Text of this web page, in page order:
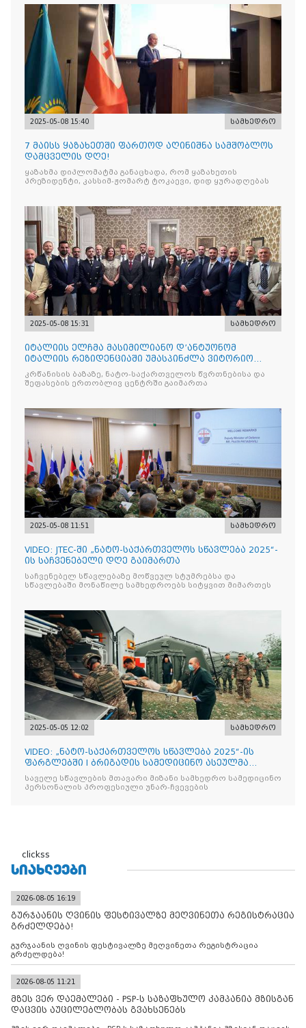
2025-05-08 15:40 სამხედრო
7 მაისს ყაზახეთში ფართოდ აღინიშნა სამშობლოს
დამცველის დღე!
ყაზახმა დიპლომატმა განაცხადა, რომ ყაზახეთის
პრეზიდენტი, კასსიმ-ჟომარტ ტოკაევი, დიდ ყურადღებას
2025-05-08 15:31 სამხედრო
იტალიის ელჩმა მასიმილიანო დ’ანტუონომ
იტალიის რეზიდენციაში უმასპინძლა ვიტორიო
ვენეტოს სახ. დივიზიის ს
კრწანისის ბაზაზე, ნატო-საქართველოს წვრთნებისა და
შეფასების ერთობლივ ცენტრში გაიმართა
2025-05-08 11:51 სამხედრო
VIDEO: JTEC-ში „ნატო-საქართველოს სწავლება 2025“-
ის საჩვენებელი დღე გაიმართა
საჩვენებელ სწავლებაზე მოწვეულ სტუმრებსა და
სწავლებაში მონაწილე სამხედროებს სიტყვით მიმართეს
2025-05-05 12:02 სამხედრო
VIDEO: „ნატო-საქართველოს სწავლება 2025“-ის
ფარგლებში I ბრიგადის სამედიცინო ასეულმა
საველე ჰოსპიტალის
საველე სწავლების მთავარი მიზანი სამხედრო სამედიცინო
პერსონალის პროფესიული უნარ-ჩვევების
clickss
ᲡᲘᲐᲮᲚᲔᲔᲑᲘ
2026-08-05 16:19
გურჯაანის ღვინის ფესტივალზე მეღვინეთა რეგისტრაცია
გრძელდება!
გურჯაანის ღვინის ფესტივალზე მეღვინეთა რეგისტრაცია
გრძელდება!
2026-08-05 11:21
მზეს ვერ დაემალები - PSP-ს საზაფხულო კამპანია მზისგან
დაცვის აუცილებლობას გვახსენებს